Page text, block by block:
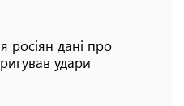
росіян дані про
удари